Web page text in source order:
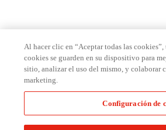
Al hacer clic en “Aceptar todas las cookies”,
cookies se guarden en su dispositivo para
sitio, analizar el uso del mismo, y colaborar
marketing.
Configuración de